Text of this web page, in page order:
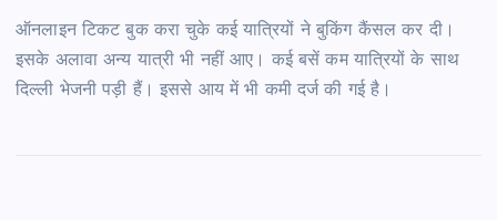
ऑनलाइन टिकट बुक करा चुके कई यात्रियों ने बुकिंग कैंसल कर दी।
इसके अलावा अन्य यात्री भी नहीं आए। कई बसें कम यात्रियों के साथ
दिल्ली भेजनी पड़ी हैं। इससे आय में भी कमी दर्ज की गई है।